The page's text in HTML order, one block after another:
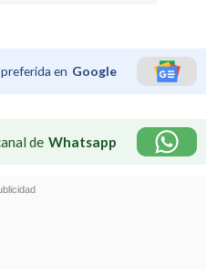
en Google
de Whatsapp